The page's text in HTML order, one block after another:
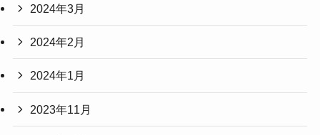
2024年3月
2024年2月
2024年1月
2023年11月